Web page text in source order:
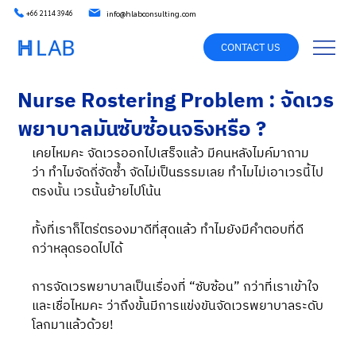
+66 2114 3946 info@hlabconsulting.com
CONTACT US
Nurse Rostering Problem : จัดเวร
พยาบาลมันซับซ้อนจริงหรือ ?
เคยไหมคะ จัดเวรออกไปเสร็จแล้ว มีคนหลังไมค์มาถาม
ว่า ทำไมจัดถี่จัดซ้ำ จัดไม่เป็นธรรมเลย ทำไมไม่เอาเวรนี้ไป
ตรงนั้น เวรนั้นย้ายไปโน้น
ทั้งที่เราก็ไตร่ตรองมาดีที่สุดแล้ว ทำไมยังมีคำตอบที่ดี
กว่าหลุดรอดไปได้
การจัดเวรพยาบาลเป็นเรื่องที่ “ซับซ้อน” กว่าที่เราเข้าใจ
และเชื่อไหมคะ ว่าถึงขั้นมีการแข่งขันจัดเวรพยาบาลระดับ
โลกมาแล้วด้วย!